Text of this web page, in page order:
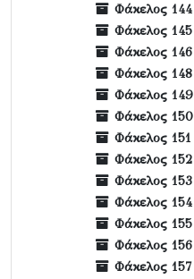
Φάκελος 144
Φάκελος 145
Φάκελος 146
Φάκελος 148
Φάκελος 149
Φάκελος 150
Φάκελος 151
Φάκελος 152
Φάκελος 153
Φάκελος 154
Φάκελος 155
Φάκελος 156
Φάκελος 157